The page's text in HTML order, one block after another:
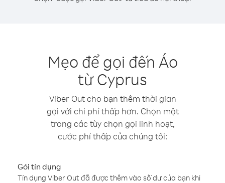
Mẹo để gọi đến Áo
từ Cyprus
Viber Out cho bạn thêm thời gian
gọi với chi phí thấp hơn. Chọn một
trong các tùy chọn gọi linh hoạt,
cước phí thấp của chúng tôi:
Gói tín dụng
Tín dụng Viber Out đã được thêm vào số dư của bạn khi